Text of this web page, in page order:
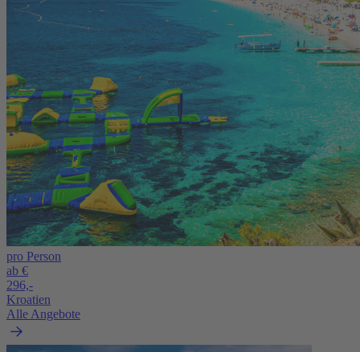
pro Person
ab €
296,-
Kroatien
Alle Angebote